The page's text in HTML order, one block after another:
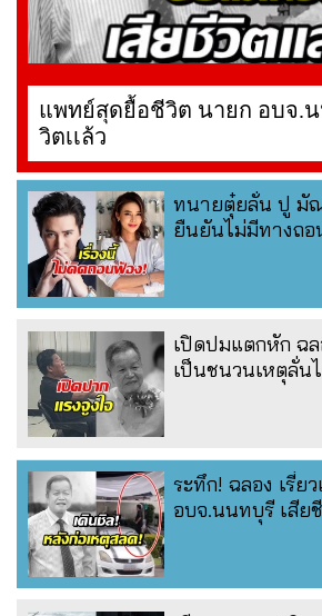
แพทย์สุดยื้อชีวิต นายก อบจ.
วิตเเล้ว
ทนายตุ๋ยลั่น ปู มั
ยืนยันไม่มีทางถอ
เปิดปมแตกหัก ฉล
เป็นชนวนเหตุลั่น
ระทึก! ฉลอง เรี่ย
อบจ.นนทบุรี เสีย